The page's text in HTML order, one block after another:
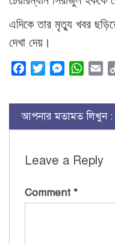
এদিকে তার মৃত্যু খবর
দেখা দেয়।
FacebookTwitterMessenger
আপনার মতামত লিখুন :
Leave a Reply
Comment *